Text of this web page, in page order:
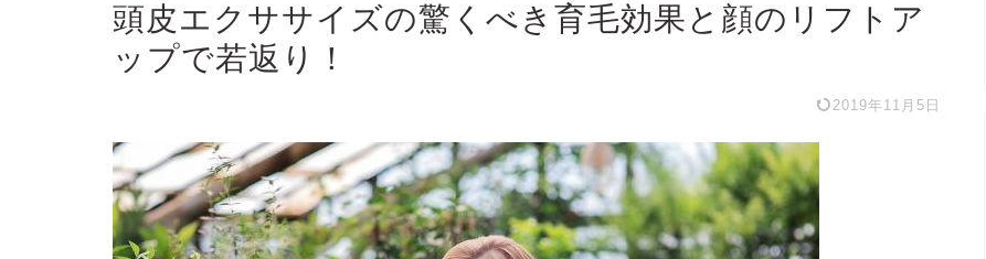
頭皮エクササイズの驚くべき育毛効果と顔のリフトア
ップで若返り！
2019年11月5日